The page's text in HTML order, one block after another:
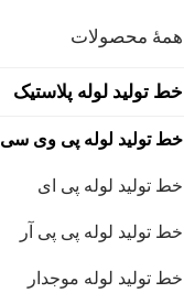
همهٔ محصولات
خط تولید لوله پلاستیک
خط تولید لوله پی وی سی
خط تولید لوله پی ای
خط تولید لوله پی پی آر
خط تولید لوله موجدار